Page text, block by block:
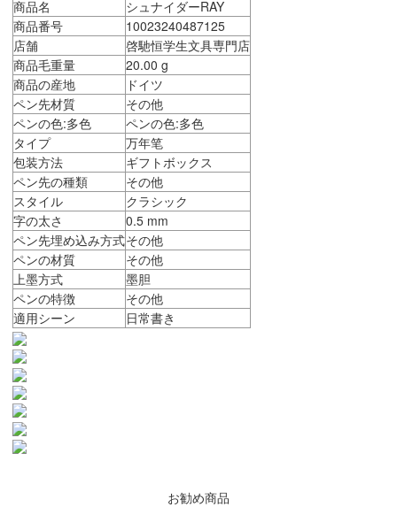
商品名
シュナイダーRAY
商品番号
10023240487125
店舗
啓馳恒学生文具専門店
商品毛重量
20.00 g
商品の産地
ドイツ
ペン先材質
その他
ペンの色:多色
ペンの色:多色
タイプ
万年笔
包装方法
ギフトボックス
ペン先の種類
その他
スタイル
クラシック
字の太さ
0.5 mm
ペン先埋め込み方式その他
ペンの材質
その他
上墨方式
墨胆
ペンの特徴
その他
適用シーン
日常書き
お勧め商品